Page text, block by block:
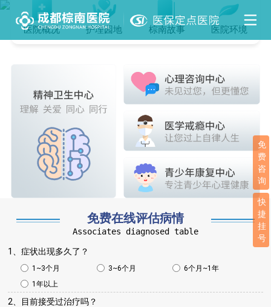
医院概况 护理园地 棕南故事 医院环境
免费在线评估病情
Associates diagnosed table
1、症状出现多久了？
1~3个月 3~6个月
6个月~1年
1年以上
2、目前接受过治疗吗？
免
费
咨
询
快
捷
挂
号